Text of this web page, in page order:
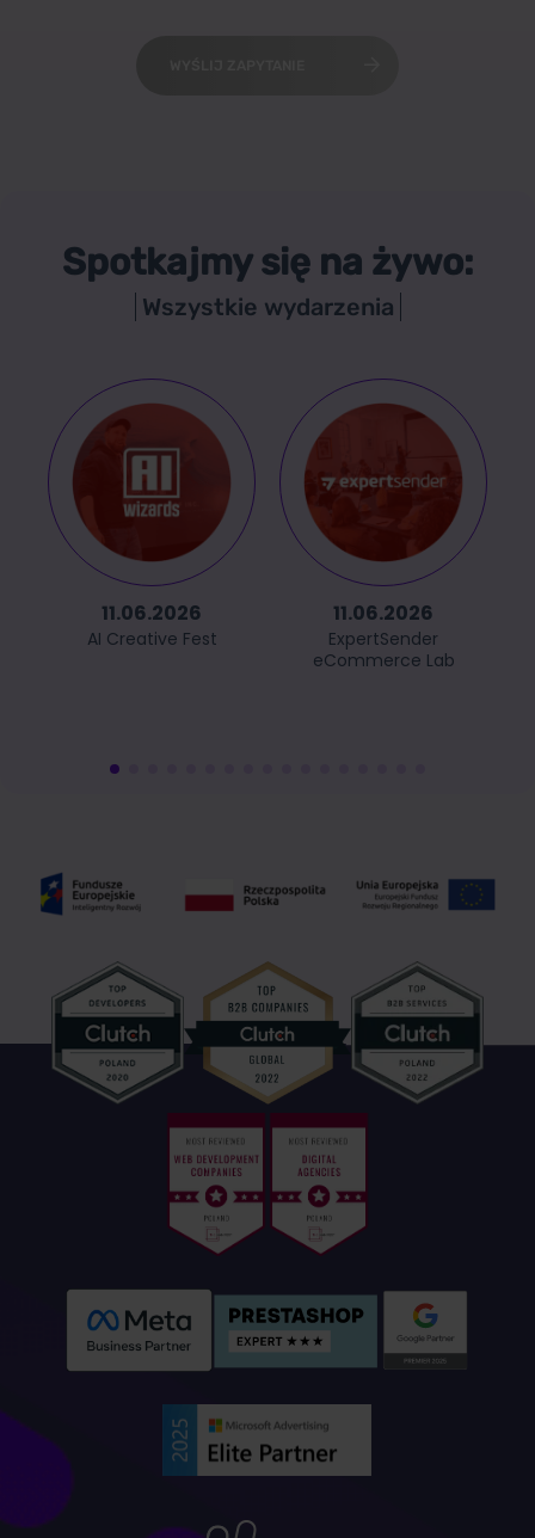
Spotkajmy się na żywo:
Wszystkie wydarzenia
11.06.2026
AI Creative Fest
11.06.2026
ExpertSender
eCommerce Lab